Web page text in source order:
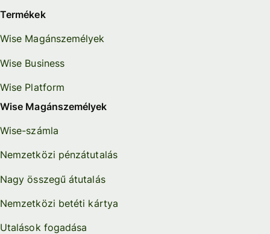
Termékek
Wise Magánszemélyek
Wise Business
Wise Platform
Wise Magánszemélyek
Wise-számla
Nemzetközi pénzátutalás
Nagy összegű átutalás
Nemzetközi betéti kártya
Utalások fogadása